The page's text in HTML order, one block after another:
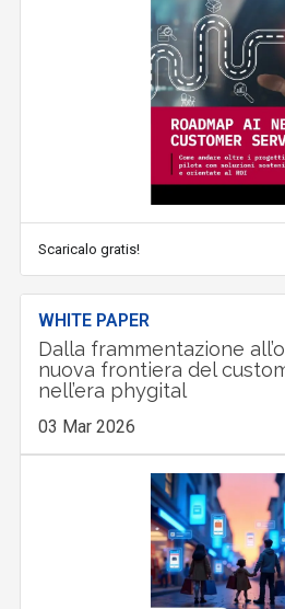
Scaricalo gratis!
WHITE PAPER
Dalla frammentazione
nuova frontiera del
nell’era phygital
03 Mar 2026